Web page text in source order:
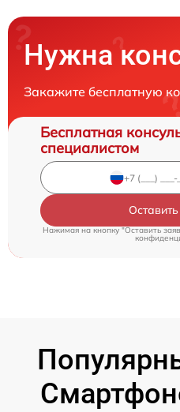
Нужна
Закажите бесплатную
Бесплатная
специалистом
Нажимая на кнопку "Оставить